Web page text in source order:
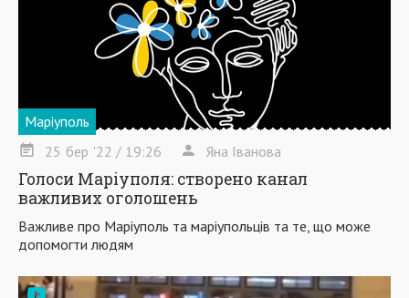
Маріуполь
25 бер '22 / 19:26 Яна Іванова
Голоси Маріуполя: створено канал
важливих оголошень
Важливе про Маріуполь та маріупольців та те, що може
допомогти людям